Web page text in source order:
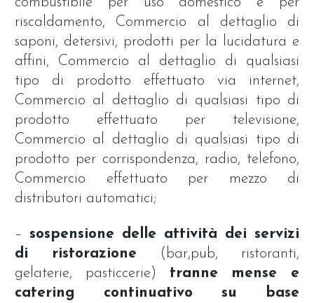
riscaldamento, Commercio al dettaglio di
saponi, detersivi, prodotti per la lucidatura e
affini, Commercio al dettaglio di qualsiasi
tipo di prodotto effettuato via internet,
Commercio al dettaglio di qualsiasi tipo di
prodotto effettuato per televisione,
Commercio al dettaglio di qualsiasi tipo di
prodotto per corrispondenza, radio, telefono,
Commercio effettuato per mezzo di
distributori automatici;
– sospensione delle attività dei servizi
di ristorazione (bar,pub, ristoranti,
gelaterie, pasticcerie) tranne mense e
catering continuativo su base